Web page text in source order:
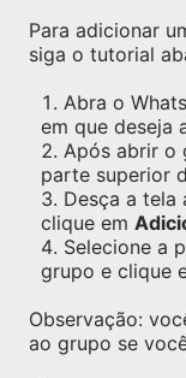
Para adicionar
siga o tutorial
Abra o
em que deseja
Após abrir o
parte superior
Desça a
clique em
Selecione a
grupo e clique
Observação:
ao grupo se